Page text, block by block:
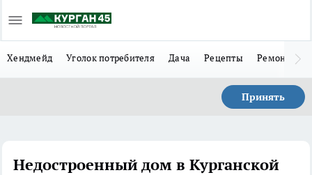
Хендмейд Уголок потребителя Дача Рецепты Ремонт
Принять
Недостроенный дом в Курганской